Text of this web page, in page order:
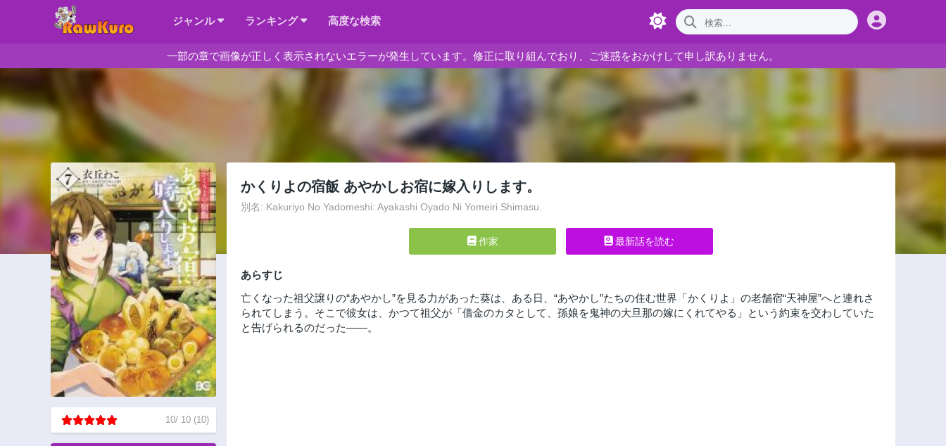
ジャンル ランキング 高度な検索
一部の章で画像が正しく表示されないエラーが発生しています。修正に取り組んでおり、ご迷惑をおかけして申し訳ありません。
10/ 10 (10)
かくりよの宿飯 あやかしお宿に嫁入りします。
別名: Kakuriyo No Yadomeshi: Ayakashi Oyado Ni Yomeiri Shimasu.
作家 最新話を読む
あらすじ
亡くなった祖父譲りの“あやかし”を見る力があった葵は、ある日、“あやかし”たちの住む世界「かくりよ」の老舗宿“天神屋”へと連れさ
られてしまう。そこで彼女は、かつて祖父が「借金のカタとして、孫娘を鬼神の大旦那の嫁にくれてやる」という約束を交わしていた
と告げられるのだった――。